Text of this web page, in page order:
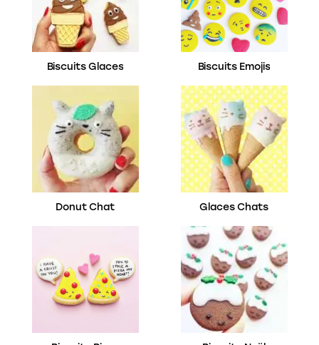
Biscuits Glaces Biscuits Emojis
Donut Chat Glaces Chats